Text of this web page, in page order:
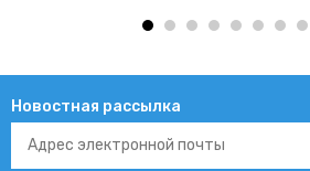
Новостная рассылка